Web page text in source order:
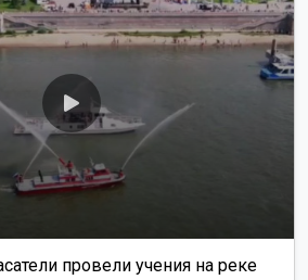
провели учения на реке